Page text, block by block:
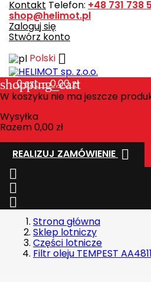
Kontakt Telefon: +48 731 738
shop@helimot.pl
Zaloguj się
Stwórz konto
Polski 
shopping_cart
0szt. - 0,00 zł
W koszyku nie ma jeszcze
Wysyłka
Razem0,00 zł
REALIZUJ ZAMÓWIENIE 



Strona główna
Sklep lotniczy
Części lotnicze
Filtr oleju TEMPEST